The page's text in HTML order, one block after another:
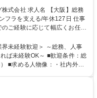
寮・社宅あり 食事補助あり
大阪】総務
ラを支える/年休127日 仕事
ご経験に応じて幅広くお任せ
本的には事務所勤務ですが、
への日帰り・宿泊を伴う国内
お互いに助け合いながら、総
未経験歓迎＞ ～総務、人事
ば未経験OK～ ■歓迎条件：総
の